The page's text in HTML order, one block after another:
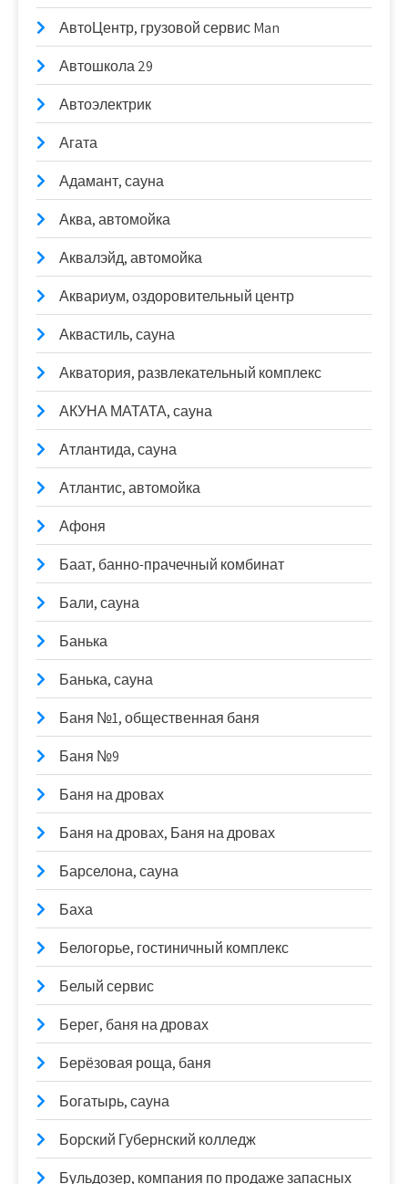
АвтоЦентр, грузовой сервис Man
Автошкола 29
Автоэлектрик
Агата
Адамант, сауна
Аква, автомойка
Аквалэйд, автомойка
Аквариум, оздоровительный центр
Аквастиль, сауна
Акватория, развлекательный комплекс
АКУНА МАТАТА, сауна
Атлантида, сауна
Атлантис, автомойка
Афоня
Баат, банно-прачечный комбинат
Бали, сауна
Банька
Банька, сауна
Баня №1, общественная баня
Баня №9
Баня на дровах
Баня на дровах, Баня на дровах
Барселона, сауна
Баха
Белогорье, гостиничный комплекс
Белый сервис
Берег, баня на дровах
Берёзовая роща, баня
Богатырь, сауна
Борский Губернский колледж
Бульдозер, компания по продаже запасных